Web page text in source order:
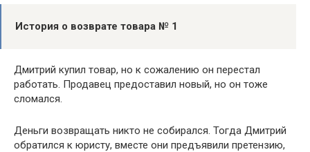
История о возврате товара № 1
Дмитрий купил товар, но к сожалению он перестал
работать. Продавец предоставил новый, но он тоже
сломался.
Деньги возвращать никто не собирался. Тогда Дмитрий
обратился к юристу, вместе они предъявили претензию,